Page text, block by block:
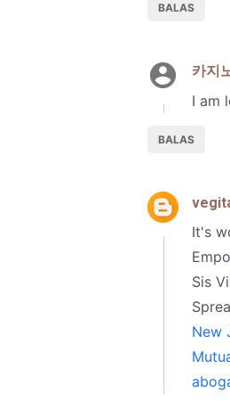
BALAS
카지
I am
BALAS
It's
Sis
New